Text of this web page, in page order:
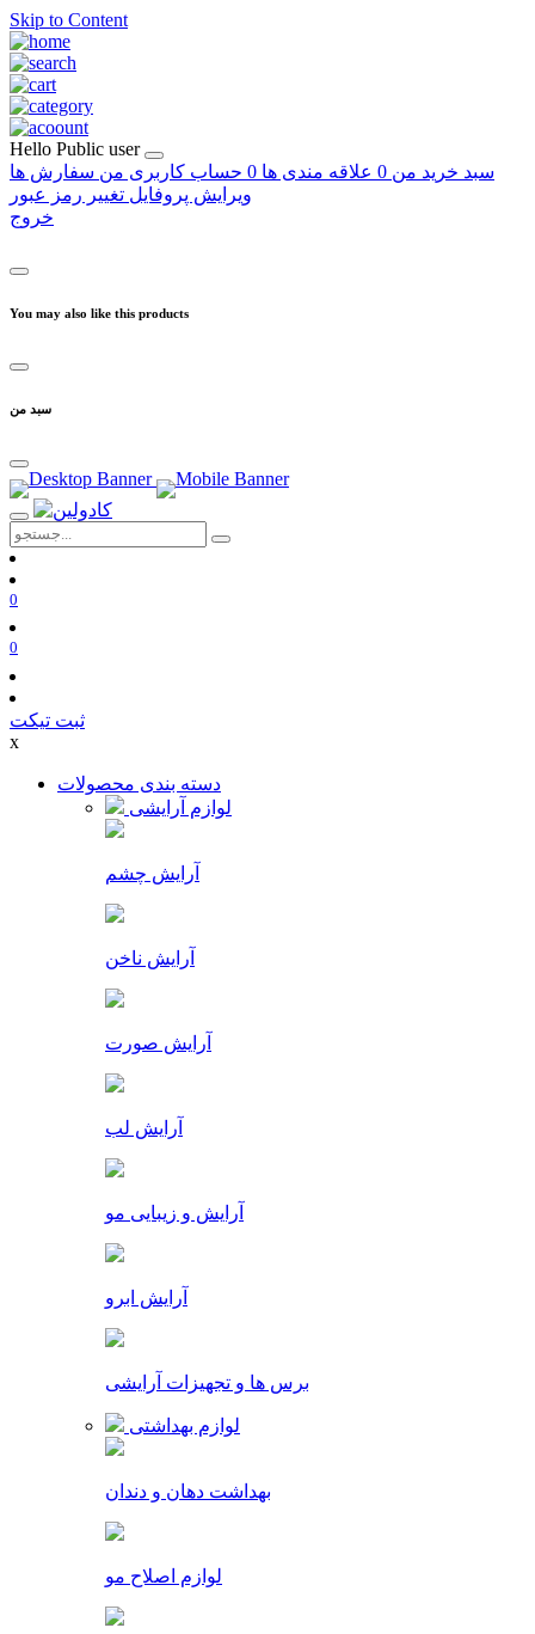
Skip to Content
Hello Public user
سبد خرید من 0 علاقه مندی ها 0 حساب کاربری من سفارش ها
ویرایش پروفایل تغییر رمز عبور
خروج
You may also like this products
سبد من
0
0
ثبت تیکت
x
دسته بندی محصولات
لوازم آرایشی
آرایش چشم
آرایش ناخن
آرایش صورت
آرایش لب
آرایش و زیبایی مو
آرایش ابرو
برس ها و تجهیزات آرایشی
لوازم بهداشتی
بهداشت دهان و دندان
لوازم اصلاح مو